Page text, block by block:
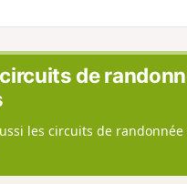
de
les circuits de